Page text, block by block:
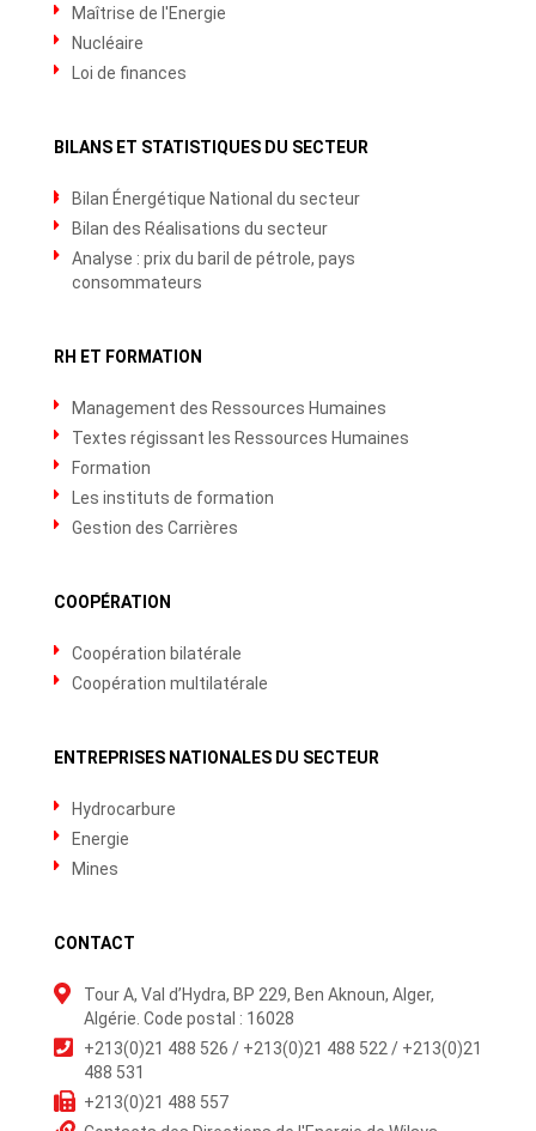
Maîtrise de l'Energie
Nucléaire
Loi de finances
BILANS ET STATISTIQUES DU SECTEUR
Bilan Énergétique National du secteur
Bilan des Réalisations du secteur
Analyse : prix du baril de pétrole, pays
consommateurs
RH ET FORMATION
Management des Ressources Humaines
Textes régissant les Ressources Humaines
Formation
Les instituts de formation
Gestion des Carrières
COOPÉRATION
Coopération bilatérale
Coopération multilatérale
ENTREPRISES NATIONALES DU SECTEUR
Hydrocarbure
Energie
Mines
CONTACT
Tour A, Val d’Hydra, BP 229, Ben Aknoun, Alger,
Algérie. Code postal : 16028
+213(0)21 488 526 / +213(0)21 488 522 / +213(0)21
488 531
+213(0)21 488 557